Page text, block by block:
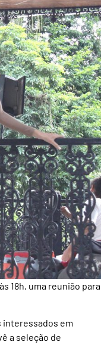
18h, uma reunião para
interessados em
a seleção de